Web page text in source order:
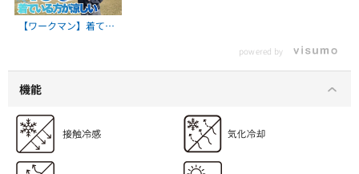
【ワークマン】着てい
トパーカー2選
powered by
機能